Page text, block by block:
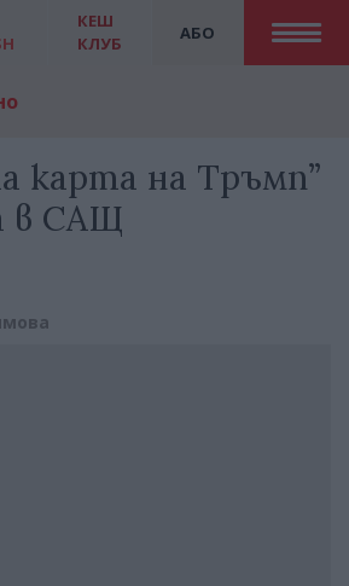
АБО
КЕШ
КЛУБ
карта на Тръмп”
в САЩ